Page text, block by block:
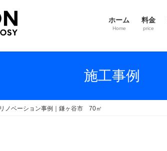
ホーム
Home
料金
price
施工事例
ノベーション事例｜鎌ヶ谷市 70㎡